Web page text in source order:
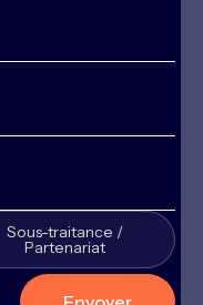
Sous-traitance /
Partenariat